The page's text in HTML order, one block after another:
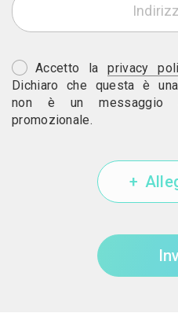
Accetto laprivacy
Dichiaro che questa è
non è un messaggio
promozionale.
+